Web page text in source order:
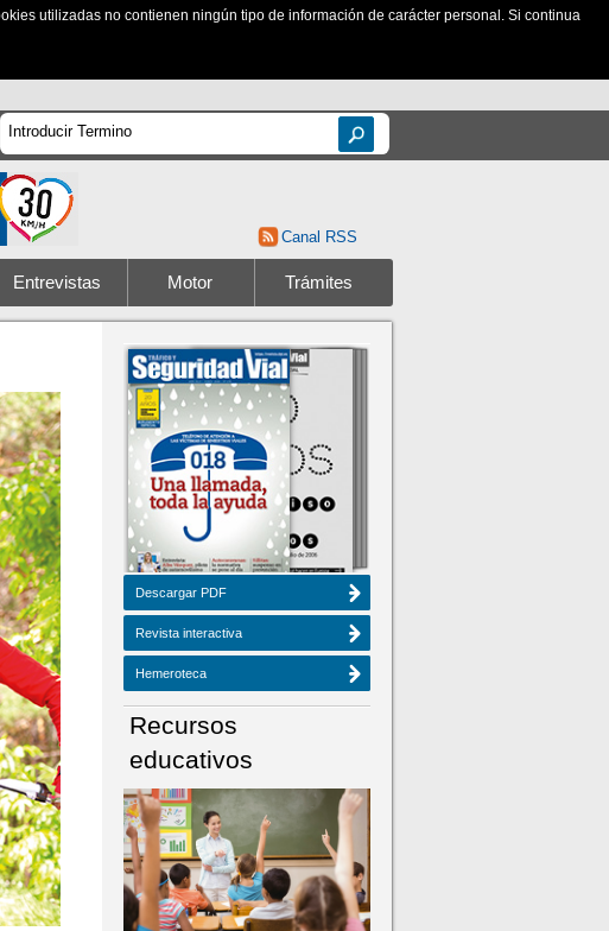
utilizadas no contienen ningún tipo de información de carácter personal. Si continua
Canal RSS
Entrevistas Motor Trámites
Descargar PDF
Revista interactiva
Hemeroteca
Recursos
educativos